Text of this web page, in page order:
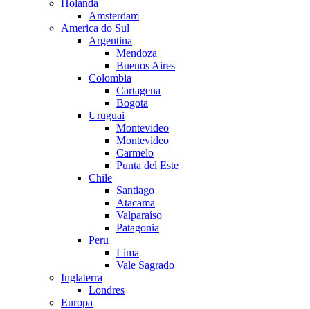
Holanda
Amsterdam
America do Sul
Argentina
Mendoza
Buenos Aires
Colombia
Cartagena
Bogota
Uruguai
Montevideo
Montevideo
Carmelo
Punta del Este
Chile
Santiago
Atacama
Valparaíso
Patagonia
Peru
Lima
Vale Sagrado
Inglaterra
Londres
Europa